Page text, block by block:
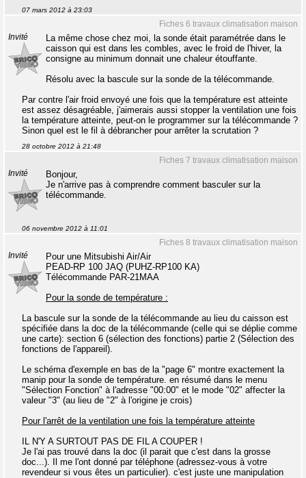
07 mars 2012 à 23:03
Fiches 6 travaux climatisation maison
Invité
La même chose chez moi, la sonde était paramétrée dans le
caisson qui est dans les combles, avec le froid de l'hiver, la
consigne au minimum donnait une chaleur étouffante.
Résolu avec la bascule sur la sonde de la télécommande.
Par contre l'air froid envoyé une fois que la température est atteinte
est assez désagréable, j'aimerais aussi stopper la ventilation une fois
la température atteinte, peut-on le programmer sur la télécommande ?
Sinon quel est le fil à débrancher pour arrêter la scrutation ?
28 octobre 2012 à 21:48
Fiches 7 travaux climatisation maison
Invité
Bonjour,
Je n'arrive pas à comprendre comment basculer sur la
télécommande.
06 novembre 2012 à 11:01
Fiches 8 travaux climatisation maison
Invité
Pour une Mitsubishi Air/Air
PEAD-RP 100 JAQ (PUHZ-RP100 KA)
Télécommande PAR-21MAA
Pour la sonde de température :
La bascule sur la sonde de la télécommande au lieu du caisson est
spécifiée dans la doc de la télécommande (celle qui se déplie comme
une carte): section 6 (sélection des fonctions) partie 2 (Sélection des
fonctions de l'appareil).
Le schéma d'exemple en bas de la "page 6" montre exactement la
manip pour la sonde de température. en résumé dans le menu
"Sélection Fonction" à l'adresse "00:00" et le mode "02" affecter la
valeur "3" (au lieu de "2" à l'origine je crois)
Pour l'arrêt de la ventilation une fois la température atteinte
IL N'Y A SURTOUT PAS DE FIL A COUPER !
Je l'ai pas trouvé dans la doc (il parait que c'est dans la grosse
doc...). Il me l'ont donné par téléphone (adressez-vous à votre
revendeur si vous êtes un particulier). c'est juste une manipulation